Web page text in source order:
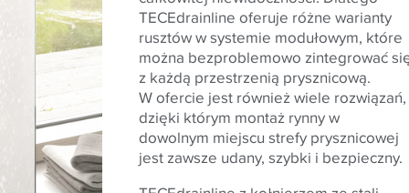
TECEdrainline oferuje różne warianty
rusztów w systemie modułowym, które
można bezproblemowo zintegrować
z każdą przestrzenią prysznicową.
W ofercie jest również wiele rozwiązań,
dzięki którym montaż rynny w
dowolnym miejscu strefy prysznicowej
jest zawsze udany, szybki i bezpieczny.